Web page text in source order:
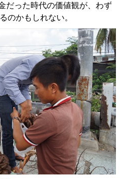
だった時代の価値観が、わず
のかもしれない。